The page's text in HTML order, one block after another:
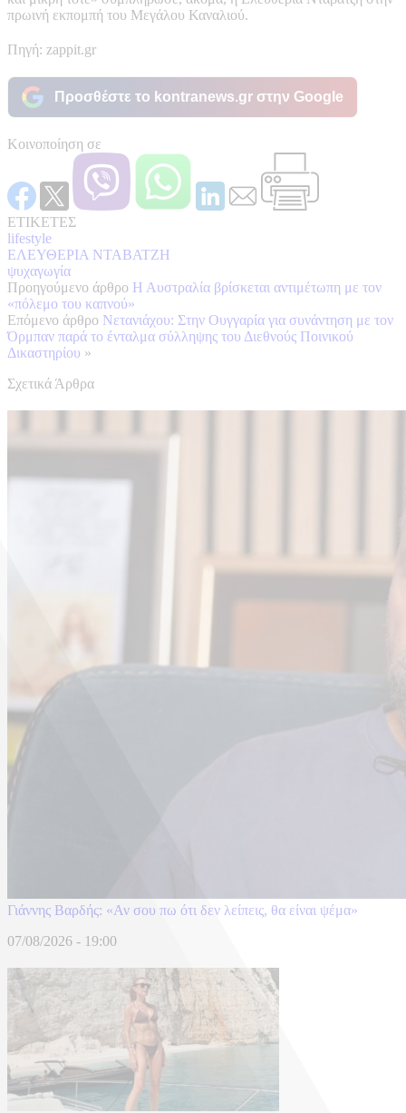
πρωινή εκπομπή του Μεγάλου Καναλιού.
Πηγή: zappit.gr
Προσθέστε το kontranews.gr στην Google
Κοινοποίηση σε
ΕΤΙΚΕΤΕΣ
lifestyle
ΕΛΕΥΘΕΡΙΑ ΝΤΑΒΑΤΖΗ
ψυχαγωγία
Προηγούμενο άρθρο Η Αυστραλία βρίσκεται αντιμέτωπη με τον
«πόλεμο του καπνού»
Επόμενο άρθρο Νετανιάχου: Στην Ουγγαρία για συνάντηση με τον
Όρμπαν παρά το ένταλμα σύλληψης του Διεθνούς Ποινικού
Δικαστηρίου »
Σχετικά Άρθρα
Γιάννης Βαρδής: «Αν σου πω ότι δεν λείπεις, θα είναι ψέμα»
07/08/2026 - 19:00